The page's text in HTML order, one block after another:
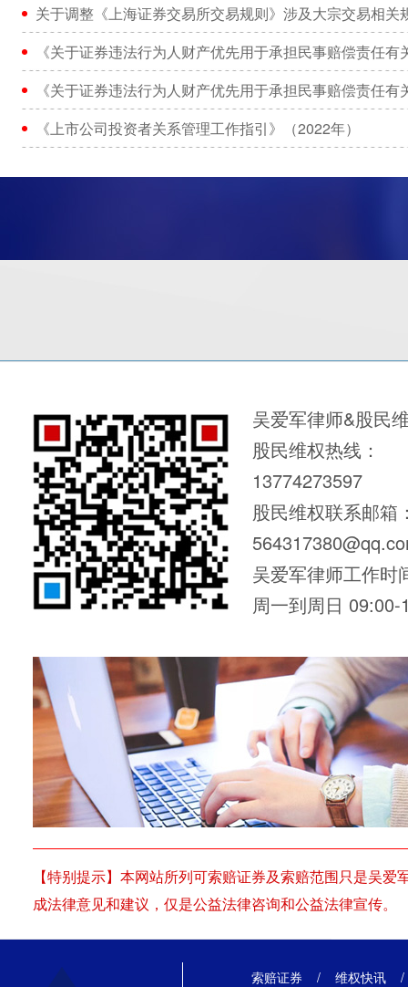
关于调整《上海证券交易所交易规则》涉及大宗交易相关
《关于证券违法行为人财产优先用于承担民事赔偿责任有
《关于证券违法行为人财产优先用于承担民事赔偿责任有
《上市公司投资者关系管理工作指引》（2022年）
吴爱军律师&股民
股民维权热线：
13774273597
股民维权联系邮箱
吴爱军律师工作时
周一到周日 09:00-
【特别提示】本网站所列可索赔证券及索赔范围只是吴
成法律意见和建议，仅是公益法律咨询和公益法律宣传。
索赔证券 / 维权快讯